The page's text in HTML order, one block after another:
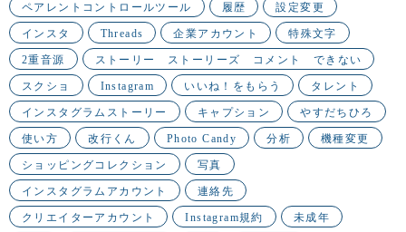
ペアレントコントロールツール 履歴 設定変更
インスタ Threads 企業アカウント 特殊文字
2重音源 ストーリー ストーリーズ コメント できない
スクショ Instagram いいね！をもらう タレント
インスタグラムストーリー キャプション やすだちひろ
使い方 改行くん Photo Candy 分析 機種変更
ショッピングコレクション 写真
インスタグラムアカウント 連絡先
クリエイターアカウント Instagram規約 未成年